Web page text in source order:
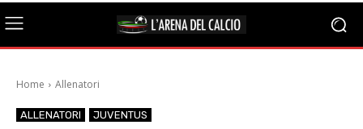
Home Allenatori
ALLENATORI JUVENTUS